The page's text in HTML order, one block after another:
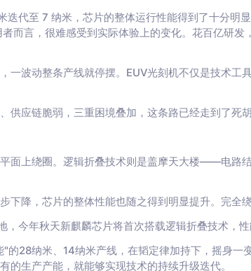
迭代至 7 纳米，芯片的整体运行性能得到了十分明
而言，很难感受到实际体验上的变化。花百亿研发
一波动整条产线就停摆。EUV光刻机不仅是技术工
供应链脆弱，三重困境叠加，这条路已经走到了死胡
面上绕圈。逻辑折叠技术则是盖摩天大楼——电路
下降，芯片的整体性能也随之得到明显提升。完全
今年秋天新麒麟芯片将首次搭载逻辑折叠技术，性
的28纳米、14纳米产线，在韬定律加持下，摇身一
的生产产能，就能够实现技术的持续升级迭代。